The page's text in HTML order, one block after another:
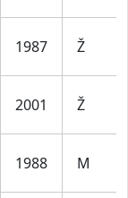
1987 Ž
2001 Ž
1988 M